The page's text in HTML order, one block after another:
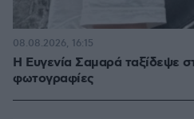
Η Ευγενία Σαμαρά ταξίδεψε
φωτογραφίες
08.08.2026, 16:15